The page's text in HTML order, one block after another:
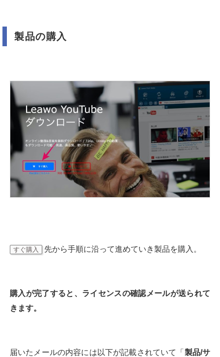
製品の購入
すぐ購入 先から手順に沿って進めていき製品を購入。
購入が完了すると、ライセンスの確認メールが送られて
きます。
届いたメールの内容には以下が記載されていて「 製品/サ